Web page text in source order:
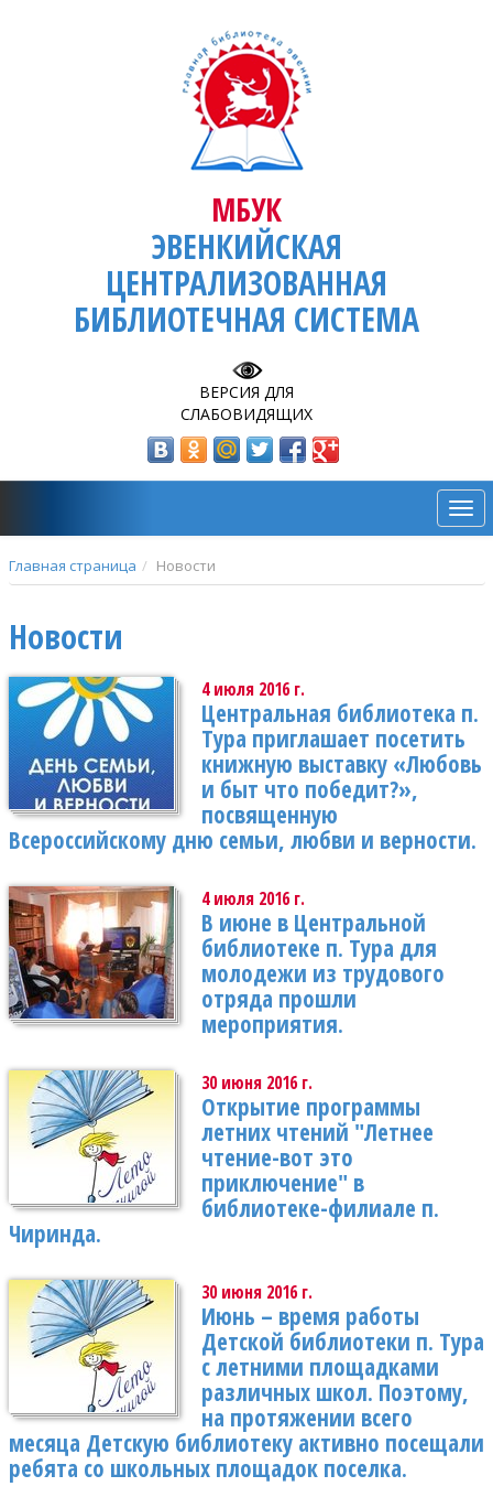
МБУК
ЭВЕНКИЙСКАЯ
ЦЕНТРАЛИЗОВАННАЯ
БИБЛИОТЕЧНАЯ СИСТЕМА
ВЕРСИЯ ДЛЯ
СЛАБОВИДЯЩИХ
Главная страница Новости
Новости
4 июля 2016 г.
Центральная библиотека п.
Тура приглашает посетить
книжную выставку «Любовь
и быт что победит?»,
посвященную
Всероссийскому дню семьи, любви и верности.
4 июля 2016 г.
В июне в Центральной
библиотеке п. Тура для
молодежи из трудового
отряда прошли
мероприятия.
30 июня 2016 г.
Открытие программы
летних чтений "Летнее
чтение-вот это
приключение" в
библиотеке-филиале п.
Чиринда.
30 июня 2016 г.
Июнь – время работы
Детской библиотеки п. Тура
с летними площадками
различных школ. Поэтому,
на протяжении всего
месяца Детскую библиотеку активно посещали
ребята со школьных площадок поселка.